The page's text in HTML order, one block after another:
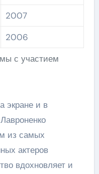
с участием
2007
2006
экране и в
из самых
актеров
вдохновляет и